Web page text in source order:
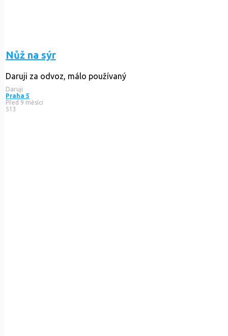
Nůž na sýr
Daruji za odvoz, málo používaný
Daruji
Praha 5
Před 9 měsíci
513